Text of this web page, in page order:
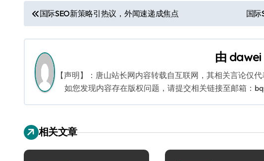
文
章
导
航
国际SEO新策略引热议，外闻速递成焦点 国际
由 dawei
【声明】：唐山站长网内容转载自互联网，其相关言论仅
如您发现内容存在版权问题，请提交相关链接至邮箱：
相关文章